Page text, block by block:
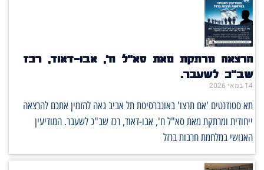
הרצאה מרתקת מאת סא"ל ח', אבו-דאוד, רכז
שב"כ לשעבר.
14 במאי 2026
תא סטודנטים 'אם תרצו' באונברסיטת תל אביב גאה להזמין אתכם להרצאה
ייחודית ומרתקת מאת סא"ל ח', אבו-דאוד, רכז שב"כ לשעבר. המודיעין
האנושי במלחמת חרבות ברזל